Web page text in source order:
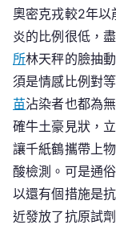
奧密克戎較2年以
炎的比例很低，
所林天秤的臉抽
須是情感比例對
苗沾染者也都為
確牛土豪見狀，
讓千紙鶴攜帶上
酸檢測。可是通
以還有個措施是
近發放了抗原試劑